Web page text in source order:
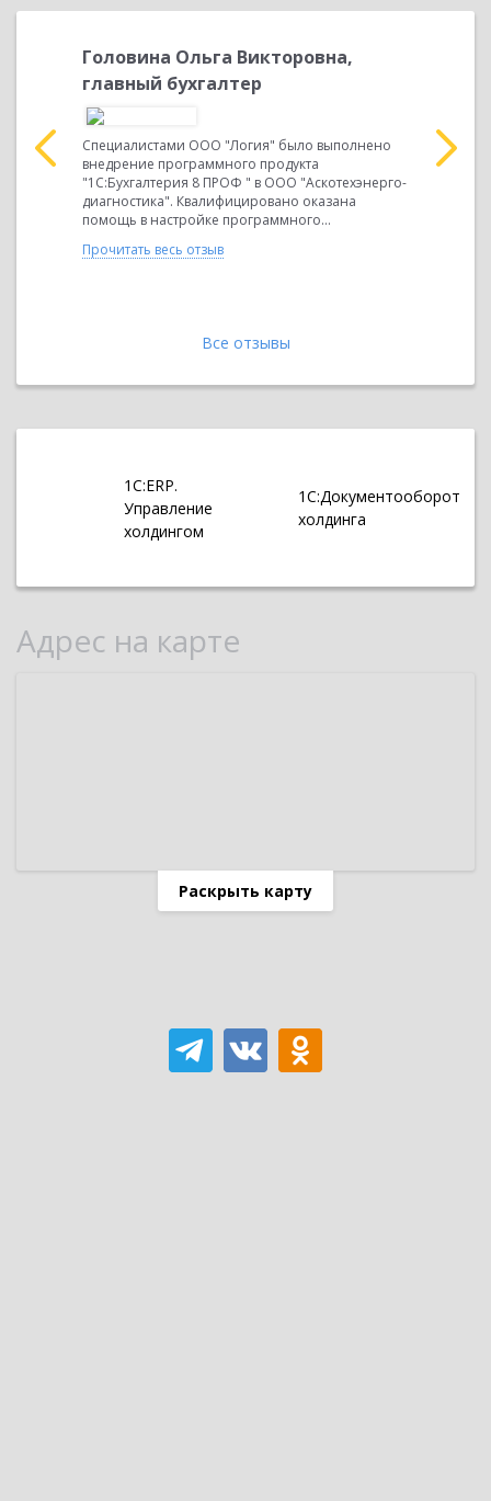
Головина Ольга Викторовна,
главный бухгалтер
Специалистами ООО "Логия" было выполнено
внедрение программного продукта
"1С:Бухгалтерия 8 ПРОФ " в ООО "Аскотехэнерго-
диагностика". Квалифицировано оказана
помощь в настройке программного...
Прочитать весь отзыв
Все отзывы
1С:ERP.
Управление
холдингом
1С:Документооборот
холдинга
Адрес на карте
Раскрыть карту